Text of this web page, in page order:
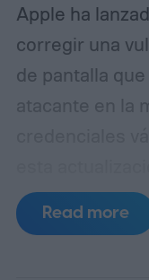
Apple ha
corregir una
de pantalla
atacante en la
lo que su
sugiere. Las
Read more